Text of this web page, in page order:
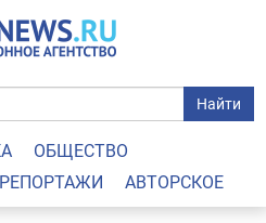
Найти
ОБЩЕСТВО
АВТОРСКОЕ